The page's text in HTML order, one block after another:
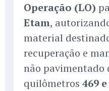
Operação (LO)
Etam,
material
recuperação e
não pavimentado
quilômetros 469